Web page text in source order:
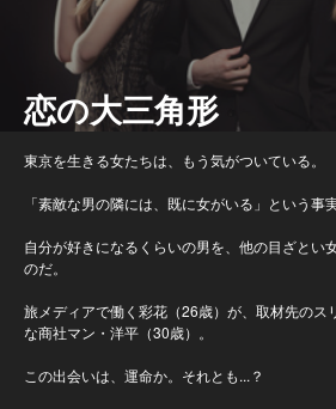
恋の大三角形
東京を生きる女たちは、もう気がついている。
「素敵な男の隣には、既に女がいる」という事実
自分が好きになるくらいの男を、他の目ざとい
のだ。
旅メディアで働く彩花（26歳）が、取材先のス
な商社マン・洋平（30歳）。
この出会いは、運命か。それとも...？